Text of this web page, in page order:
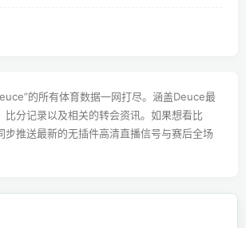
的所有体育数据一网打尽。涵盖Deuce最
比分记录以及相关的转会资讯。如果想看比
步推送最新的无插件高清直播信号与赛后全场